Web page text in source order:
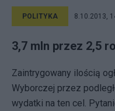
POLITYKA 8.10.2013,
3,7 mln przez 2,5
Zaintrygowany ilością
Wyborczej przez
wydatki na ten cel.